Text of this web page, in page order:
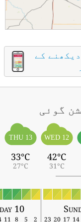
کے
گوئی
WED 12
42°C
31°C
THU 13
33°C
27°C
10
14
17
20
23
2
5
8
11